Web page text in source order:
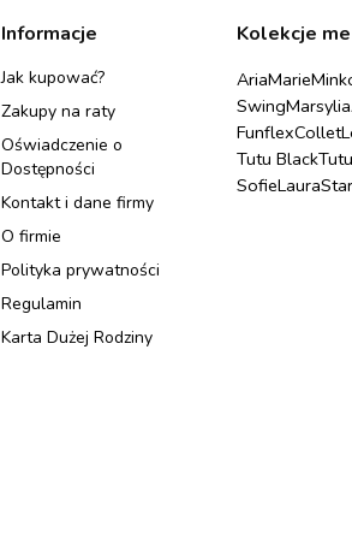
Informacje
Jak kupować?
Zakupy na raty
Oświadczenie o
Dostępności
Kontakt i dane firmy
O firmie
Polityka prywatności
Regulamin
Karta Dużej Rodziny
Kolekcje
AriaMarie
SwingMarsylia
FunflexCollet
Tutu Black
SofieLauraStar